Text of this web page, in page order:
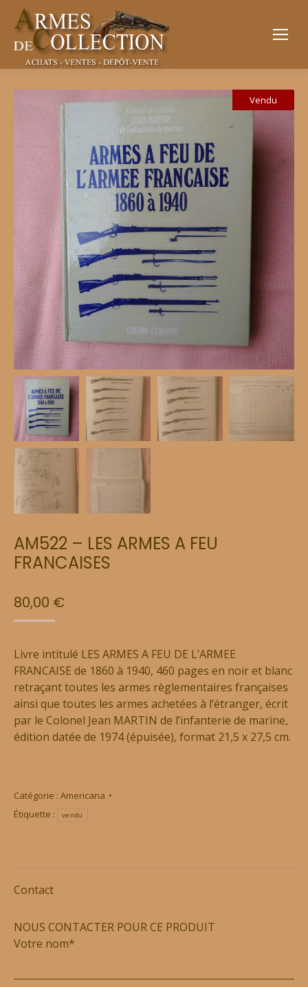
Vendu
AM522 – LES ARMES A FEU
FRANCAISES
80,00 €
Livre intitulé LES ARMES A FEU DE L’ARMEE
FRANCAISE de 1860 à 1940, 460 pages en noir et blanc
retraçant toutes les armes règlementaires françaises
ainsi que toutes les armes achetées à l’étranger, écrit
par le Colonel Jean MARTIN de l’infanterie de marine,
édition datée de 1974 (épuisée), format 21,5 x 27,5 cm.
Catégorie : Americana
Étiquette :
vendu
Contact
NOUS CONTACTER POUR CE PRODUIT
Votre nom*